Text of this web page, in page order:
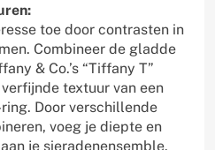
toe door contrasten in
Combineer de gladde
& Co.’s “Tiffany T”
textuur van een
Door verschillende
voeg je diepte en
je sieradenensemble.